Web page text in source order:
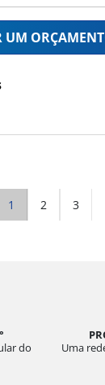
UM
1 2 3
do
Uma